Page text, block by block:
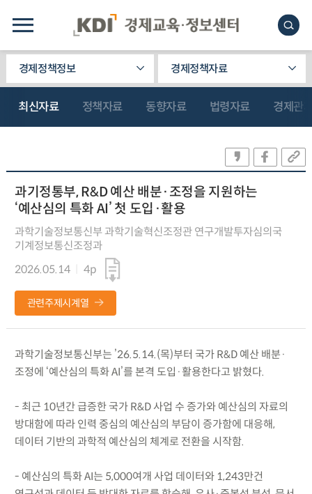
경제정책정보 경제정책자료
최신자료 정책자료 동향자료 법령자료 경제관
과기정통부, R&D 예산 배분·조정을 지원하는
‘예산심의 특화 AI’ 첫 도입·활용
과학기술정보통신부 과학기술혁신조정관 연구개발투자심의국
기계정보통신조정과
2026.05.14
4p
관련주제시계열
과학기술정보통신부는 ’26.5.14.(목)부터 국가 R&D 예산 배분·
조정에 ‘예산심의 특화 AI’를 본격 도입·활용한다고 밝혔다.
- 최근 10년간 급증한 국가 R&D 사업 수 증가와 예산심의 자료의
방대함에 따라 인력 중심의 예산심의 부담이 증가함에 대응해,
데이터 기반의 과학적 예산심의 체계로 전환을 시작함.
- 예산심의 특화 AI는 5,000여개 사업 데이터와 1,243만건